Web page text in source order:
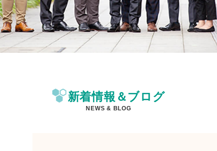
新着情報＆ブログ
NEWS & BLOG